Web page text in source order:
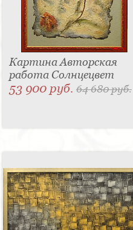
Картина Авторская
работа Солнцецвет
53 900 руб. 64 680 руб.